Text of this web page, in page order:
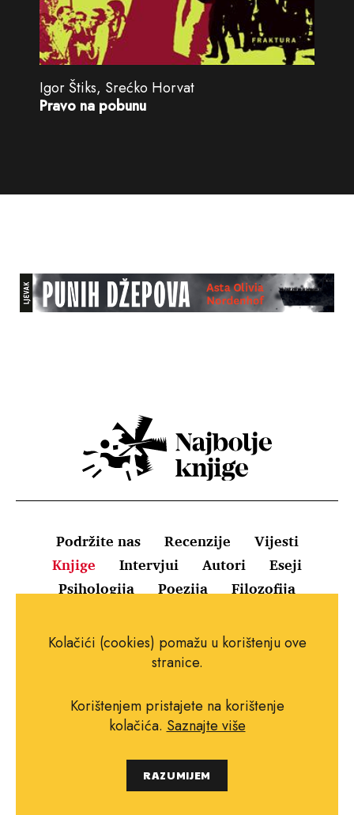
Igor Štiks, Srećko Horvat
Pravo na pobunu
Podržite nas Recenzije
Vijesti
Knjige
Intervjui Autori
Eseji
Psihologija
Poezija Filozofija
Uvjeti korištenja
Pravila o kolačićima
Impressum
Copyright © 2010.-2021. najboljeknjige.com.
Kolačići (cookies) pomažu u korištenju ove
stranice.
Korištenjem pristajete na korištenje
kolačića. Saznajte više
RAZUMIJEM